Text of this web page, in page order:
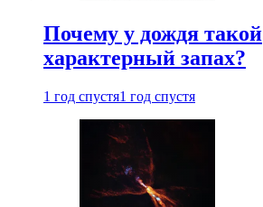
Почему у дождя такой
характерный запах?
1 год спустя1 год спустя